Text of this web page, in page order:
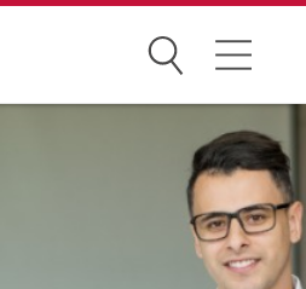
Suchen